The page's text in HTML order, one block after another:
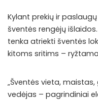
Kylant prekių ir
šventės rengėjų
tenka atriekti šventės
kitoms sritims –
„Šventės vieta,
vedėjas – pagrindiniai